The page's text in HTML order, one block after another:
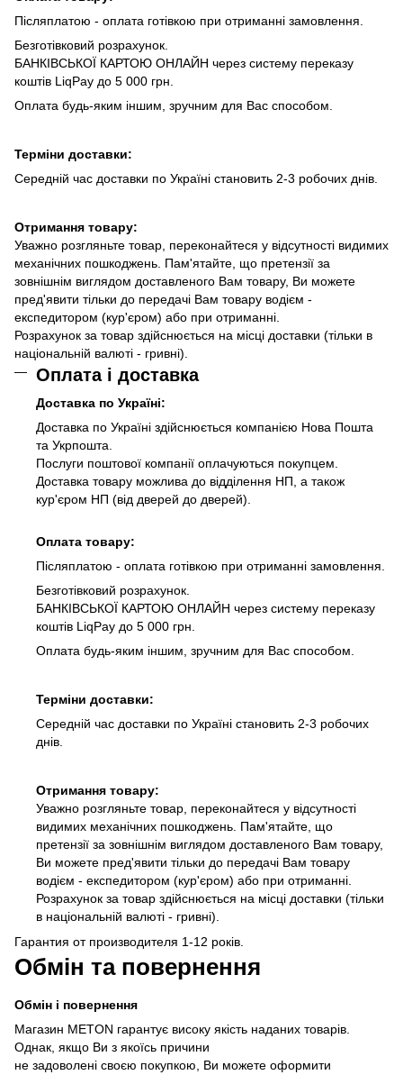
Післяплатою - оплата готівкою при отриманні замовлення.
Безготівковий розрахунок.
БАНКІВСЬКОЇ КАРТОЮ ОНЛАЙН через систему переказу
коштів LiqPay до 5 000 грн.
Оплата будь-яким іншим, зручним для Вас способом.
Терміни доставки:
Середній час доставки по Україні становить 2-3 робочих днів.
Отримання товару:
Уважно розгляньте товар, переконайтеся у відсутності видимих
механічних пошкоджень. Пам'ятайте, що претензії за
зовнішнім виглядом доставленого Вам товару, Ви можете
пред'явити тільки до передачі Вам товару водієм -
експедитором (кур'єром) або при отриманні.
Розрахунок за товар здійснюється на місці доставки (тільки в
національній валюті - гривні).
Оплата і доставка
Доставка по Україні:
Доставка по Україні здійснюється компанією Нова Пошта
та Укрпошта.
Послуги поштової компанії оплачуються покупцем.
Доставка товару можлива до відділення НП, а також
кур'єром НП (від дверей до дверей).
Оплата товару:
Післяплатою - оплата готівкою при отриманні замовлення.
Безготівковий розрахунок.
БАНКІВСЬКОЇ КАРТОЮ ОНЛАЙН через систему переказу
коштів LiqPay до 5 000 грн.
Оплата будь-яким іншим, зручним для Вас способом.
Терміни доставки:
Середній час доставки по Україні становить 2-3 робочих
днів.
Отримання товару:
Уважно розгляньте товар, переконайтеся у відсутності
видимих механічних пошкоджень. Пам'ятайте, що
претензії за зовнішнім виглядом доставленого Вам товару,
Ви можете пред'явити тільки до передачі Вам товару
водієм - експедитором (кур'єром) або при отриманні.
Розрахунок за товар здійснюється на місці доставки (тільки
в національній валюті - гривні).
Гарантия от производителя 1-12 років.
Обмін та повернення
Обмін і повернення
Магазин METON гарантує високу якість наданих товарів.
Однак, якщо Ви з якоїсь причини
не задоволені своєю покупкою, Ви можете оформити